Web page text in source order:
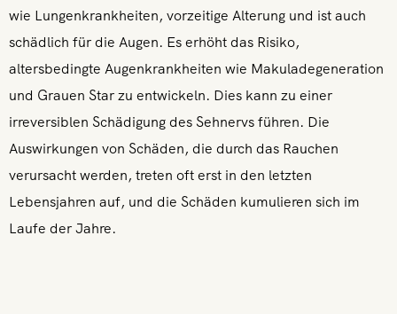
wie Lungenkrankheiten, vorzeitige Alterung und ist auch
schädlich für die Augen. Es erhöht das Risiko,
altersbedingte Augenkrankheiten wie Makuladegeneration
und Grauen Star zu entwickeln. Dies kann zu einer
irreversiblen Schädigung des Sehnervs führen. Die
Auswirkungen von Schäden, die durch das Rauchen
verursacht werden, treten oft erst in den letzten
Lebensjahren auf, und die Schäden kumulieren sich im
Laufe der Jahre.